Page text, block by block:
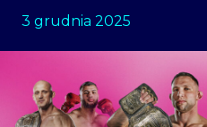
3 grudnia 2025